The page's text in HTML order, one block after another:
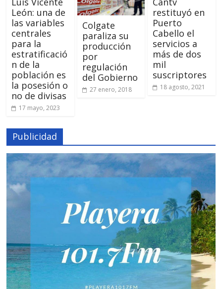
León: una de
las variables
centrales
para la
estratificació
n de la
población es
la posesión o
no de divisas
17 mayo, 2023
Colgate
paraliza su
producción
por
regulación
del Gobierno
27 enero, 2018
restituyó en
Puerto
Cabello el
servicios a
más de dos
mil
suscriptores
18 agosto, 2021
Publicidad